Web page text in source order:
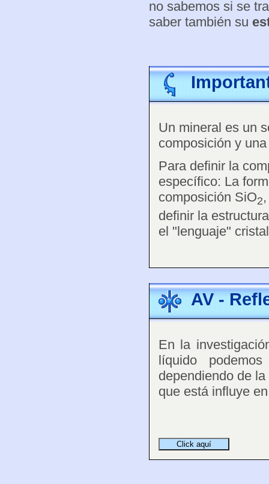
no sabemos si se
saber también su
Un mineral es un
composición y
Para definir la
específico: La
composición SiO2
definir la
el "lenguaje"
AV -
En la
líquido
dependiendo de
que está influye